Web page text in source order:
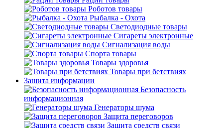
Роботов товары
Рыбалка - Охота
Светодиодные товары
Сигареты электронные
Сигнализация воды
Спорта товары
Товары здоровья
Товары при бетствиях
Защита информации
Безопасность
информационная
Генераторы шума
Защита переговоров
Защита средств связи